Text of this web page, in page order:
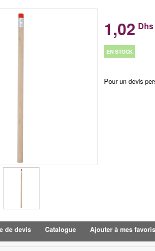
1,02
EN STOCK
Pour un devis
de devis Catalogue Ajouter à mes favoris